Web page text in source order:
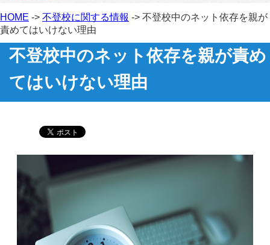
HOME -> 不登校に関する情報 -> 不登校中のネット依存を親が
責めてはいけない理由
不登校中のネット依存を親が責め
てはいけない理由